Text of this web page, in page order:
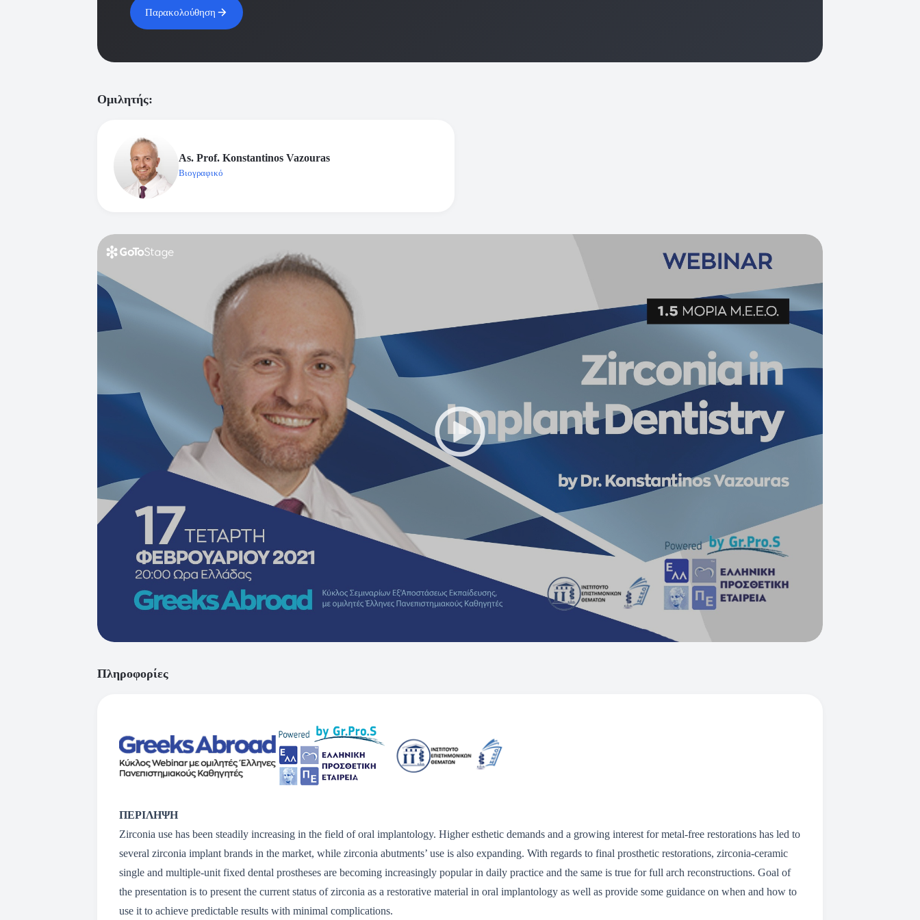
Παρακολούθηση
Ομιλητής:
As. Prof. Konstantinos Vazouras
Βιογραφικό
Πληροφορίες
ΠΕΡΙΛΗΨΗ
Zirconia use has been steadily increasing in the field of oral implantology. Higher esthetic demands and a growing interest for metal-free restorations has led to
several zirconia implant brands in the market, while zirconia abutments’ use is also expanding. With regards to final prosthetic restorations, zirconia-ceramic
single and multiple-unit fixed dental prostheses are becoming increasingly popular in daily practice and the same is true for full arch reconstructions. Goal of
the presentation is to present the current status of zirconia as a restorative material in oral implantology as well as provide some guidance on when and how to
use it to achieve predictable results with minimal complications.